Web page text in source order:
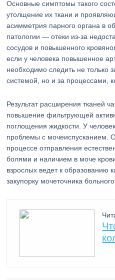
Основные симптомы такого
утолщение их ткани и
асимметрия парного органа в
патологии — отеки из-за
сосудов и повышенного
если у человека повышенное
необходимо следить не только
системой, но и за процессами,
Результат расширения тканей
повышение фильтрующей
поглощения жидкости. У
проблемы с мочеиспусканием.
процессе отправления
болями и наличием в моче
взрослых ведет к образованию
закупорку мочеточника больного